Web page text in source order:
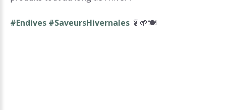
#Endives #SaveursHivernales 🥬🌱🍽️